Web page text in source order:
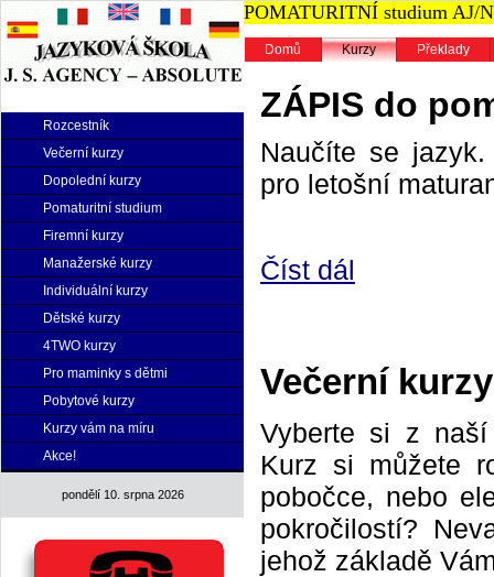
Rozcestník
Večerní kurzy
Dopolední kurzy
Pomaturitní studium
Firemní kurzy
Manažerské kurzy
Individuální kurzy
Dětské kurzy
4TWO kurzy
Pro maminky s dětmi
Pobytové kurzy
Kurzy vám na míru
Akce!
pondělí 10. srpna 2026
POMATURITNÍ studium AJ/
Domů Kurzy Překlady
ZÁPIS do
Naučíte se
pro letošní
Číst dál
Večerní
Vyberte si z
Kurz si můžete
pobočce, nebo
pokročilostí?
jehož základě